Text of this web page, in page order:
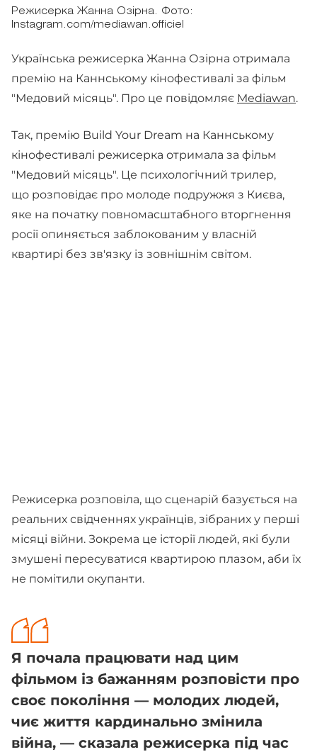
Режисерка Жанна Озірна. Фото:
Instagram.com/mediawan.officiel
Українська режисерка Жанна Озірна отримала
премію на Каннському кінофестивалі за фільм
"Медовий місяць". Про це повідомляє Mediawan.
Так, премію Build Your Dream на Каннському
кінофестивалі режисерка отримала за фільм
"Медовий місяць". Це психологічний трилер,
що розповідає про молоде подружжя з Києва,
яке на початку повномасштабного вторгнення
росії опиняється заблокованим у власній
квартирі без зв'язку із зовнішнім світом.
Режисерка розповіла, що сценарій базується на
реальних свідченнях українців, зібраних у перші
місяці війни. Зокрема це історії людей, які були
змушені пересуватися квартирою плазом, аби їх
не помітили окупанти.
Я почала працювати над цим
фільмом із бажанням розповісти про
своє покоління — молодих людей,
чиє життя кардинально змінила
війна, — сказала режисерка під час